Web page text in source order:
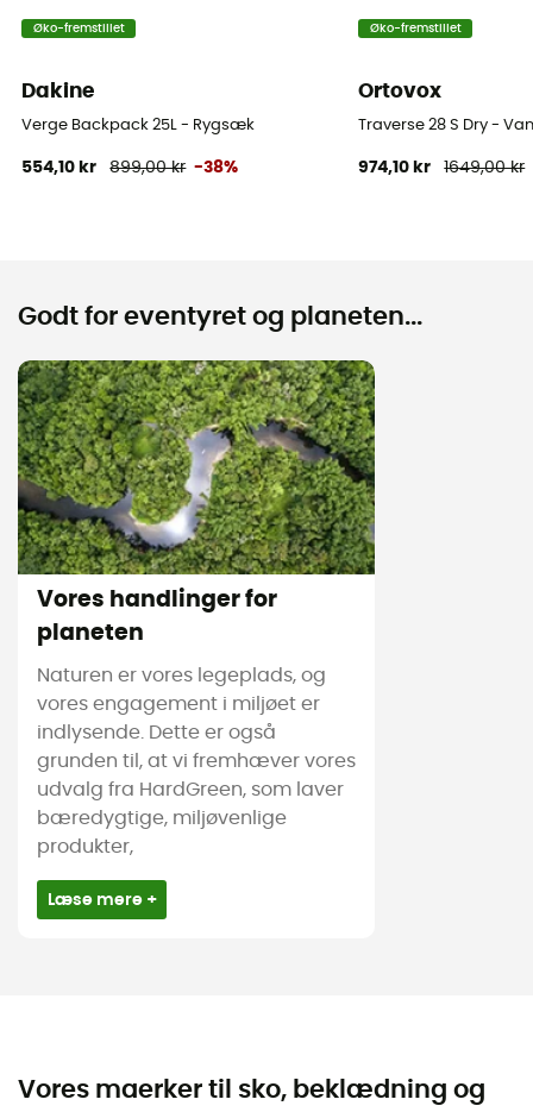
Øko-fremstillet
Dakine
Verge Backpack 25L - Rygsæk
554,10 kr 899,00 kr -38%
Øko-fremstillet
Ortovox
Traverse 28 S Dry -
974,10 kr 1649,00 kr
Godt for eventyret og planeten...
Vores handlinger for
planeten
Naturen er vores legeplads, og
vores engagement i miljøet er
indlysende. Dette er også
grunden til, at vi fremhæver vores
udvalg fra HardGreen, som laver
bæredygtige, miljøvenlige
produkter,
Læse mere +
Vores maerker til sko, beklædning og